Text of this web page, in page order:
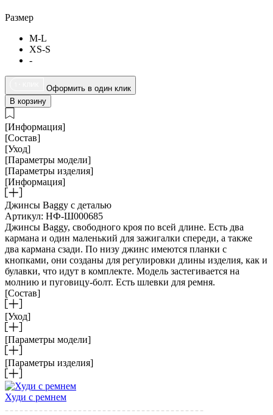
Размер
M-L
XS-S
-
Оформить в один клик
В корзину
[Информация]
[Состав]
[Уход]
[Параметры модели]
[Параметры изделия]
[Информация]
Джинсы Baggy с деталью
Артикул: НФ-Ш000685
Джинсы Baggy, свободного кроя по всей длине. Есть два
кармана и один маленький для зажигалки спереди, а также
два кармана сзади. По низу джинс имеются планки с
кнопками, они созданы для регулировки длины изделия, как и
булавки, что идут в комплекте. Модель застегивается на
молнию и пуговицу-болт. Есть шлевки для ремня.
[Состав]
[Уход]
[Параметры модели]
[Параметры изделия]
Худи с ремнем